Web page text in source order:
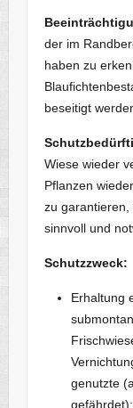
der im
haben zu
beseitigt
Wiese wieder
Pflanzen
zu garantieren,
sinnvoll und
Schutzzweck:
Erhaltung
genutzte